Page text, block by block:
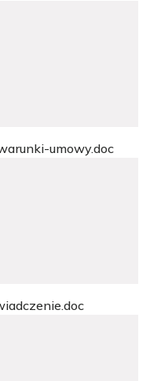
umowy.doc